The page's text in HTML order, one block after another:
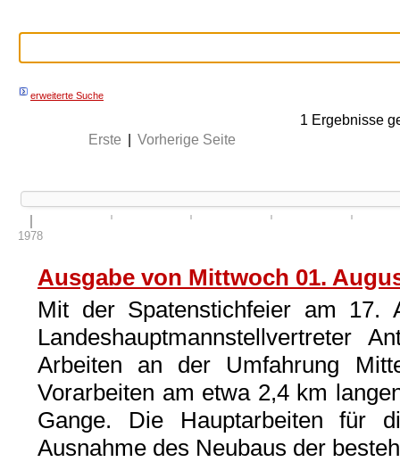
erweiterte Suche
1 Ergebnisse
Erste
Vorherige Seite
1978
Ausgabe von Mittwoch 01.
Mit der Spatenstichfeier am 17.
Landeshauptmannstellvertreter
Arbeiten an der Umfahrung
Vorarbeiten am etwa 2,4 km
Gange. Die Hauptarbeiten für
Ausnahme des Neubaus der